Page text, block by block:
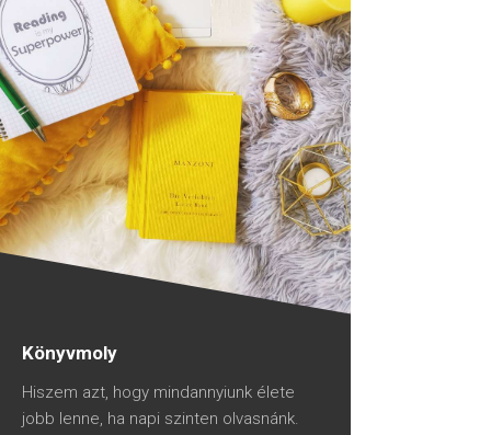
Könyvmoly
Hiszem azt, hogy mindannyiunk élete
jobb lenne, ha napi szinten olvasnánk.